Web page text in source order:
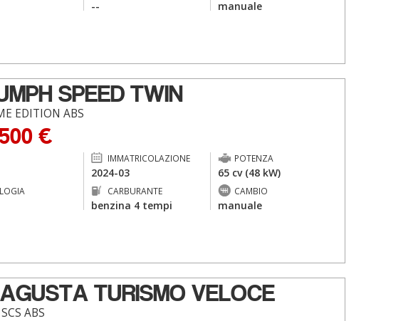
-- manuale
SPEED TWIN
EDITION ABS
€
IMMATRICOLAZIONE
2024-03
POTENZA
65 cv (48 kW)
CARBURANTE
benzina 4 tempi
CAMBIO
manuale
TURISMO VELOCE
ABS